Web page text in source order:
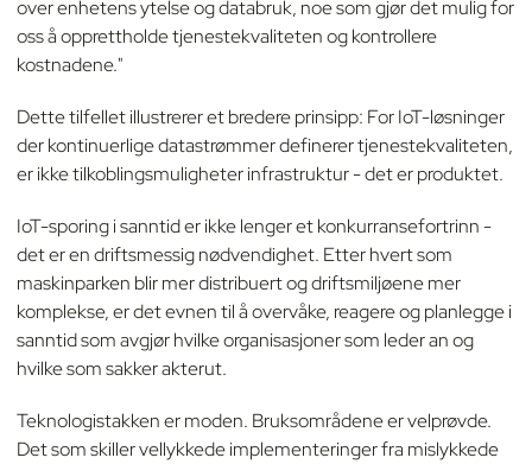
over enhetens ytelse og databruk, noe som gjør det mulig for
oss å opprettholde tjenestekvaliteten og kontrollere
kostnadene."
Dette tilfellet illustrerer et bredere prinsipp: For IoT-løsninger
der kontinuerlige datastrømmer definerer tjenestekvaliteten,
er ikke tilkoblingsmuligheter infrastruktur - det er produktet.
IoT-sporing i sanntid er ikke lenger et konkurransefortrinn -
det er en driftsmessig nødvendighet. Etter hvert som
maskinparken blir mer distribuert og driftsmiljøene mer
komplekse, er det evnen til å overvåke, reagere og planlegge i
sanntid som avgjør hvilke organisasjoner som leder an og
hvilke som sakker akterut.
Teknologistakken er moden. Bruksområdene er velprøvde.
Det som skiller vellykkede implementeringer fra mislykkede